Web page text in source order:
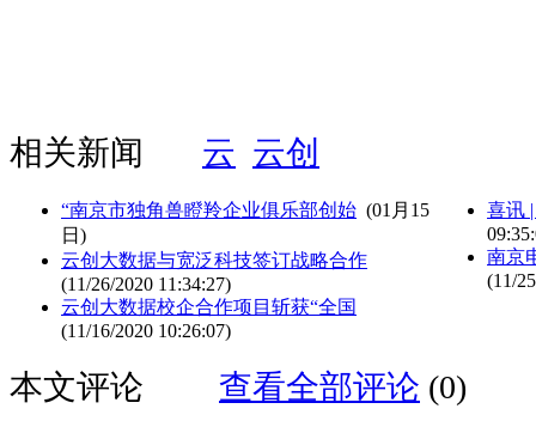
相关新闻 云 云创
“南京市独角兽瞪羚企业俱乐部创始 (01月15
日)
云创大数据与宽泛科技签订战略合作
(11/26/2020 11:34:27)
云创大数据校企合作项目斩获“全国
(11/16/2020 10:26:07)
喜讯
南京
(11/
本文评论 查看全部评论 (0)